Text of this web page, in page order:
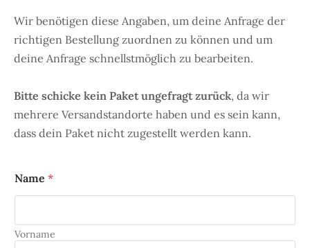
Wir benötigen diese Angaben, um deine Anfrage der
richtigen Bestellung zuordnen zu können und um
deine Anfrage schnellstmöglich zu bearbeiten.
Bitte schicke kein Paket ungefragt zurück, da wir
mehrere Versandstandorte haben und es sein kann,
dass dein Paket nicht zugestellt werden kann.
Name *
Vorname